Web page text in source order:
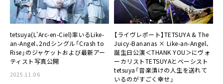
tetsuya(L’Arc-en-Ciel)率いるLike-
an-Angel、2ndシングル「Crash to
Rise」のジャケットおよび最新アー
ティスト写真公開
2025.11.06
【ライヴレポート】TETSUYA & The
Juicy-Bananas × Like-an-Angel、
誕生日公演＜THANK YOU＞にヴォ
ーカリストTETSUYAとベーシスト
tetsuya「音楽漬けの人生を送れて
いるのがすごく幸せ」